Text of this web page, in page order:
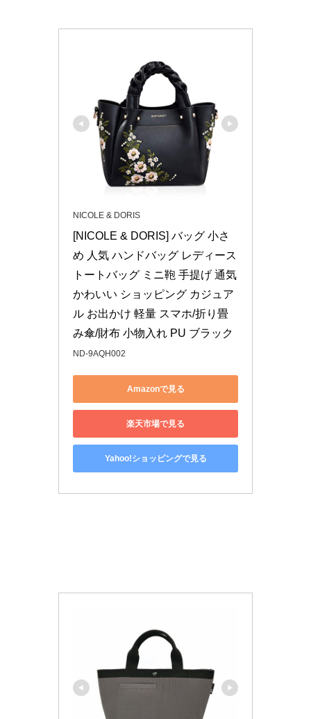
NICOLE & DORIS
[NICOLE & DORIS] バッグ 小さ
め 人気 ハンドバッグ レディース
トートバッグ ミニ鞄 手提げ 通気
かわいい ショッピング カジュア
ル お出かけ 軽量 スマホ/折り畳
み傘/財布 小物入れ PU ブラック
ND-9AQH002
Amazonで見る
楽天市場で見る
Yahoo!ショッピングで見る